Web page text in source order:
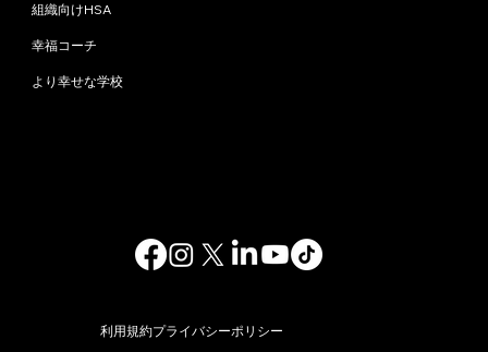
組織向けHSA
幸福コーチ
より幸せな学校
利用規約プライバシーポリシー